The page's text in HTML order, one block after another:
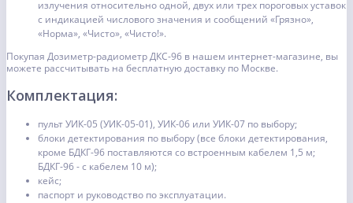
излучения относительно одной, двух или трех пороговых уставок
с индикацией числового значения и сообщений «Грязно»,
«Норма», «Чисто», «Чисто!».
Покупая Дозиметр-радиометр ДКС-96 в нашем интернет-магазине, вы
можете рассчитывать на бесплатную доставку по Москве.
Комплектация:
пульт УИК-05 (УИК-05-01), УИК-06 или УИК-07 по выбору;
блоки детектирования по выбору (все блоки детектирования,
кроме БДКГ-96 поставляются со встроенным кабелем 1,5 м;
БДКГ-96 - с кабелем 10 м);
кейс;
паспорт и руководство по эксплуатации.